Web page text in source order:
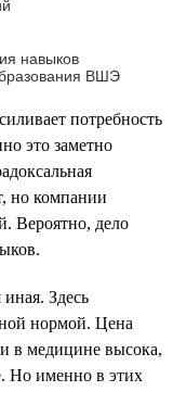
навыков
ВШЭ
потребность
это заметно
но компании
Вероятно, дело
Здесь
нормой. Цена
в медицине высока,
Но именно в этих